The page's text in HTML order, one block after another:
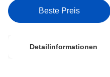
Beste Preis
Detailinformationen